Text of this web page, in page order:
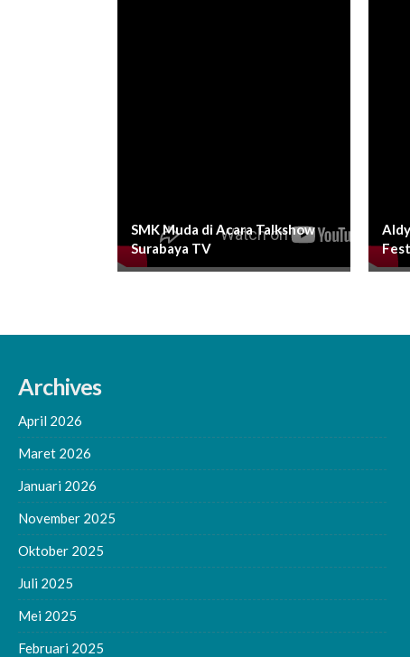
SMK Muda di Acara Talkshow
Surabaya TV
Archives
April 2026
Maret 2026
Januari 2026
November 2025
Oktober 2025
Juli 2025
Mei 2025
Februari 2025